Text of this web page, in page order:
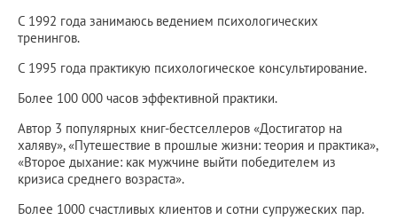
С 1992 года занимаюсь ведением психологических
тренингов.
С 1995 года практикую психологическое консультирование.
Более 100 000 часов эффективной практики.
Автор 3 популярных книг-бестселлеров «Достигатор на
халяву», «Путешествие в прошлые жизни: теория и практика»,
«Второе дыхание: как мужчине выйти победителем из
кризиса среднего возраста».
Более 1000 счастливых клиентов и сотни супружеских пар.